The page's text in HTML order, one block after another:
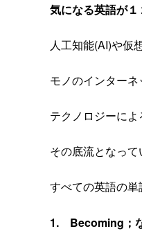
気になる英語が１
人工知能(AI)や仮
モノのインターネ
テクノロジーによ
その底流となって
すべての英語の単
1. Becoming ；